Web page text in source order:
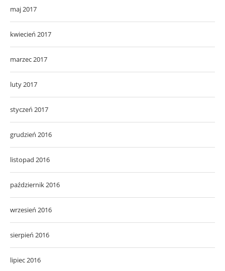
maj 2017
kwiecień 2017
marzec 2017
luty 2017
styczeń 2017
grudzień 2016
listopad 2016
październik 2016
wrzesień 2016
sierpień 2016
lipiec 2016